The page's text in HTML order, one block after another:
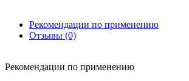
Рекомендации по применению
Отзывы (0)
Рекомендации по применению